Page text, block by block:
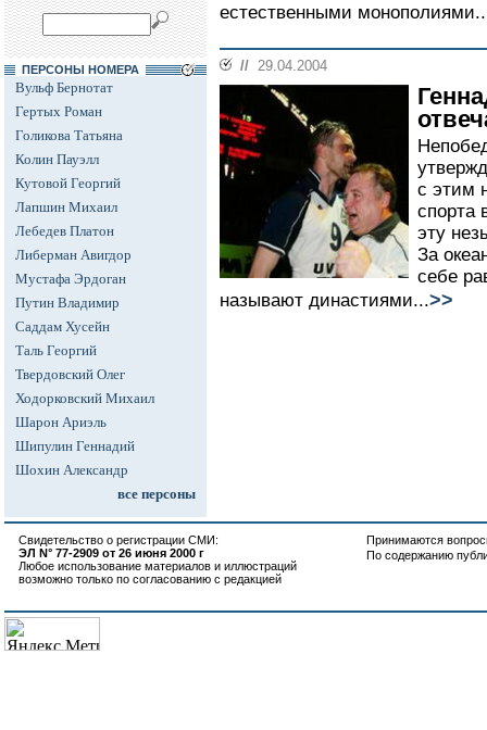
ПЕРСОНЫ НОМЕРА
Вульф Бернотат
Гертых Роман
Голикова Татьяна
Колин Пауэлл
Кутовой Георгий
Лапшин Михаил
Лебедев Платон
Либерман Авигдор
Мустафа Эрдоган
Путин Владимир
Саддам Хусейн
Таль Георгий
Твердовский Олег
Ходорковский Михаил
Шарон Ариэль
Шипулин Геннадий
Шохин Александр
все персоны
естественными
// 29.04.2004
с этим
спорта
эту
За
себе
называют династиями...>>
Свидетельство о регистрации СМИ:
ЭЛ N° 77-2909 от 26 июня 2000 г
Любое использование материалов и иллюстраций
возможно только по согласованию с редакцией
Принимаются
По содержанию